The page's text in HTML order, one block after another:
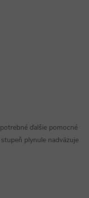
ďalšie pomocné
plynule nadväzuje